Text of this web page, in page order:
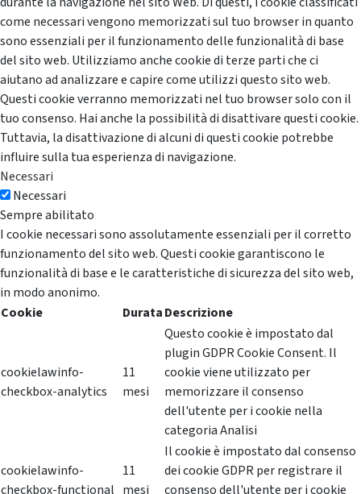
come necessari vengono memorizzati sul tuo browser in quanto
sono essenziali per il funzionamento delle funzionalità di base
del sito web. Utilizziamo anche cookie di terze parti che ci
aiutano ad analizzare e capire come utilizzi questo sito web.
Questi cookie verranno memorizzati nel tuo browser solo con il
tuo consenso. Hai anche la possibilità di disattivare questi cookie.
Tuttavia, la disattivazione di alcuni di questi cookie potrebbe
influire sulla tua esperienza di navigazione.
Necessari
Necessari
Sempre abilitato
I cookie necessari sono assolutamente essenziali per il corretto
funzionamento del sito web. Questi cookie garantiscono le
funzionalità di base e le caratteristiche di sicurezza del sito web,
in modo anonimo.
Cookie
DurataDescrizione
cookielawinfo-
checkbox-analytics
11
mesi
Questo cookie è impostato dal
plugin GDPR Cookie Consent. Il
cookie viene utilizzato per
memorizzare il consenso
dell'utente per i cookie nella
categoria Analisi
cookielawinfo-
checkbox-functional
11
mesi
Il cookie è impostato dal consenso
dei cookie GDPR per registrare il
consenso dell'utente per i cookie